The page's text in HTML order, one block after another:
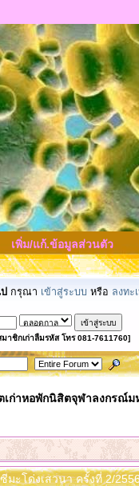
เพิ่ม/แก้.ข้อมูลส่วนตัว
กรุณา เข้าสู่ระบบ หรือ ลงทะ
มาชิกเก่าลืมรหัส โทร 081-7611760]
ก่าหอพักนิสิตจุฬาลงกรณ์ม
มะโด่งเสวนา ครั้งที่ 2/